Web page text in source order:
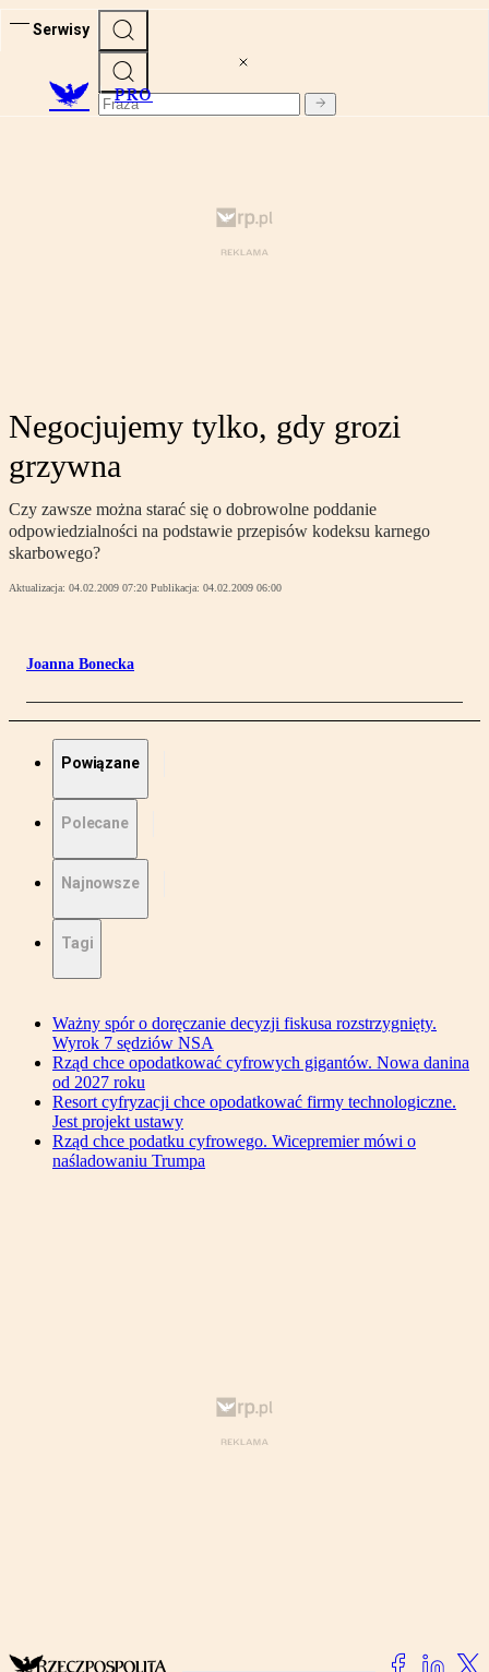
Serwisy
PRO
Negocjujemy tylko, gdy grozi
grzywna
Czy zawsze można starać się o dobrowolne poddanie
odpowiedzialności na podstawie przepisów kodeksu karnego
skarbowego?
Aktualizacja: 04.02.2009 07:20 Publikacja: 04.02.2009 06:00
Joanna Bonecka
Powiązane
Polecane
Najnowsze
Tagi
Ważny spór o doręczanie decyzji fiskusa rozstrzygnięty.
Wyrok 7 sędziów NSA
Rząd chce opodatkować cyfrowych gigantów. Nowa danina
od 2027 roku
Resort cyfryzacji chce opodatkować firmy technologiczne.
Jest projekt ustawy
Rząd chce podatku cyfrowego. Wicepremier mówi o
naśladowaniu Trumpa